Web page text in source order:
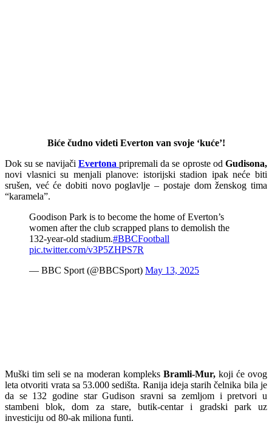
Biće čudno videti Everton van svoje ‘kuće’!
Dok su se navijači Evertona pripremali da se oproste odGudisona,
novi vlasnici su menjali planove: istorijski stadion ipak neće biti
srušen, već će dobiti novo poglavlje – postaje dom ženskog tima
“karamela”.
Goodison Park is to become the home of Everton’s
women after the club scrapped plans to demolish the
132-year-old stadium.#BBCFootball
pic.twitter.com/v3P5ZHPS7R
— BBC Sport (@BBCSport) May 13, 2025
Muški tim seli se na moderan kompleks Bramli-Mur,koji će ovog
leta otvoriti vrata sa 53.000 sedišta. Ranija ideja starih čelnika bila je
da se 132 godine star Gudison sravni sa zemljom i pretvori u
stambeni blok, dom za stare, butik-centar i gradski park uz
investiciju od 80-ak miliona funti.